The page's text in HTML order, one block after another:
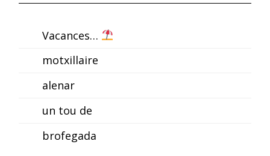
Vacances…
motxillaire
alenar
un tou de
brofegada